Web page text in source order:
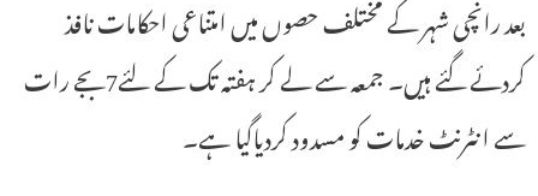
بعد رانچی شہر کے مختلف حصوں میں امتناعی احکامات نافذ
کردئے گئے ہیں۔ جمعہ سے لے کر ہفتہ تک کے لئے7بجے رات
سے انٹرنٹ خدمات کو مسدود کردیاگیا ہے۔